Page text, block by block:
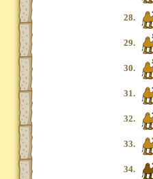
28.
29.
30.
31.
32.
33.
34.